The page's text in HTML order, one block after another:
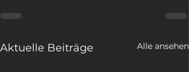
Aktuelle Beiträge Alle ansehen